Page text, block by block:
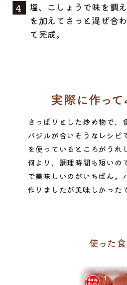
塩、こしょうで味を調
を加えてさっと混ぜ合
て完成。
さっぱりとした炒め物で、
バジルが合いそうなレシピ
を使っているところがうれ
何より、調理時間も短いの
で美味しいのがいちばん。
作りましたが美味しかった